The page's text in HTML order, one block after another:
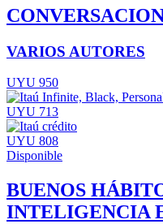
VARIOS AUTORES
UYU 950
UYU 713
UYU 808
Disponible
BUENOS
INTELIGENCIA